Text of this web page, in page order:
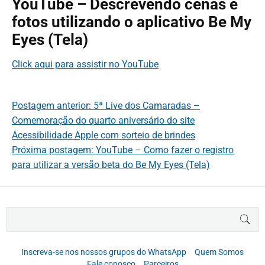
YouTube – Descrevendo cenas e
fotos utilizando o aplicativo Be My
Eyes (Tela)
Click aqui para assistir no YouTube
Postagem anterior: 5ª Live dos Camaradas –
Comemoração do quarto aniversário do site
Acessibilidade Apple com sorteio de brindes
Próxima postagem: YouTube – Como fazer o registro
para utilizar a versão beta do Be My Eyes (Tela)
Inscreva-se nos nossos grupos do WhatsApp
Quem Somos